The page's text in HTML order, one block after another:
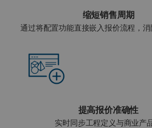
缩短销售周期
通过将配置功能直接嵌入报价流程，消
提高报价准确性
实时同步工程定义与商业产品